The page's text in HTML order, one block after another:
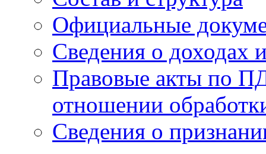
Официальные
Сведения о доходах
Правовые акты по
отношении
Сведения о